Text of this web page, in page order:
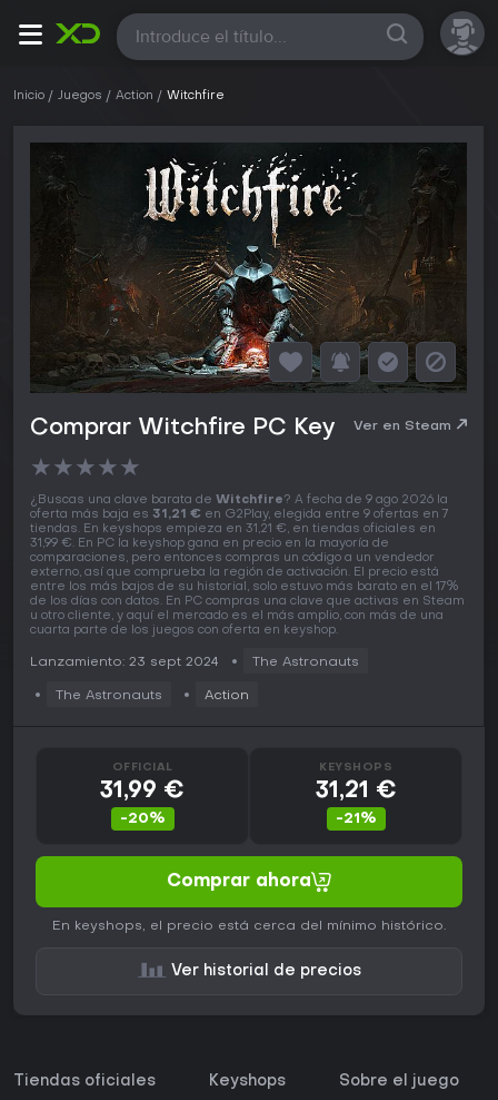
Todas
Inicio Juegos Action Witchfire
Comprar Witchfire PC Key Ver en Steam
★★★★★
¿Buscas una clave barata de Witchfire? A fecha de 9 ago 2026 la
oferta más baja es 31,21 € en G2Play, elegida entre 9 ofertas en 7
tiendas. En keyshops empieza en 31,21 €, en tiendas oficiales en
31,99 €. En PC la keyshop gana en precio en la mayoría de
comparaciones, pero entonces compras un código a un vendedor
externo, así que comprueba la región de activación. El precio está
entre los más bajos de su historial, solo estuvo más barato en el 17%
de los días con datos. En PC compras una clave que activas en Steam
u otro cliente, y aquí el mercado es el más amplio, con más de una
cuarta parte de los juegos con oferta en keyshop.
Lanzamiento: 23 sept 2024 The Astronauts
The Astronauts Action
OFFICIAL
31,99 €
-20%
KEYSHOPS
31,21 €
-21%
Comprar ahora
En keyshops, el precio está cerca del mínimo histórico.
Ver historial de precios
Tiendas oficiales Keyshops Sobre el juego